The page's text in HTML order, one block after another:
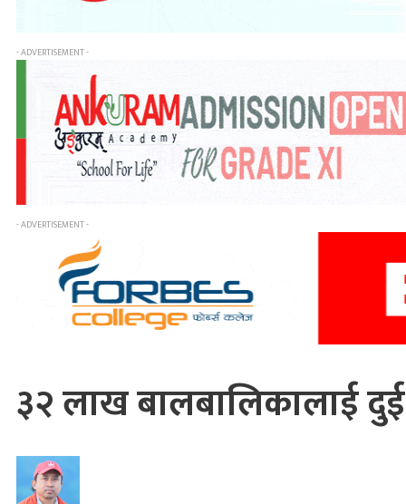
- ADVERTISEMENT -
- ADVERTISEMENT -
३२ लाख बालबालिकालाई